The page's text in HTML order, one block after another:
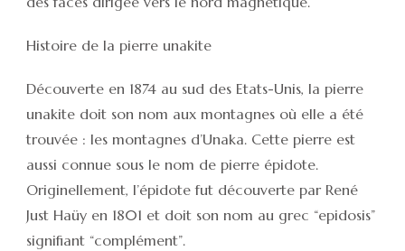
Histoire de la pierre unakite
Découverte en 1874 au sud des Etats-Unis, la pierre
unakite doit son nom aux montagnes où elle a été
trouvée : les montagnes d’Unaka. Cette pierre est
aussi connue sous le nom de pierre épidote.
Originellement, l’épidote fut découverte par René
Just Haüy en 1801 et doit son nom au grec “epidosis”
signifiant “complément”.